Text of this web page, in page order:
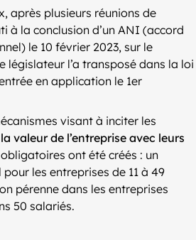
après plusieurs réunions de
à la conclusion d’un ANI (accord
le 10 février 2023, sur le
législateur l’a transposé dans la loi
en application le 1er
visant à inciter les
valeur de l’entreprise avec leurs
ont été créés : un
les entreprises de 11 à 49
pérenne dans les entreprises
50 salariés.